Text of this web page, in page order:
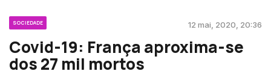
SOCIEDADE 12 mai, 2020, 20:36
Covid-19: França aproxima-se
dos 27 mil mortos